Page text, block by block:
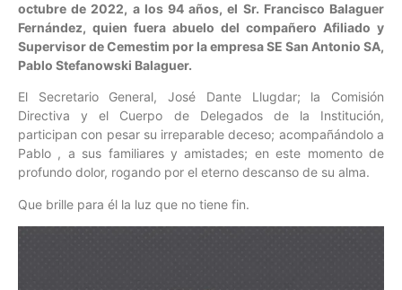
octubre de 2022, a los 94 años, el Sr. Francisco Balaguer
Fernández, quien fuera abuelo del compañero Afiliado y
Supervisor de Cemestim por la empresa SE San Antonio SA,
Pablo Stefanowski Balaguer.
El Secretario General, José Dante Llugdar; la Comisión
Directiva y el Cuerpo de Delegados de la Institución,
participan con pesar su irreparable deceso; acompañándolo a
Pablo , a sus familiares y amistades; en este momento de
profundo dolor, rogando por el eterno descanso de su alma.
Que brille para él la luz que no tiene fin.